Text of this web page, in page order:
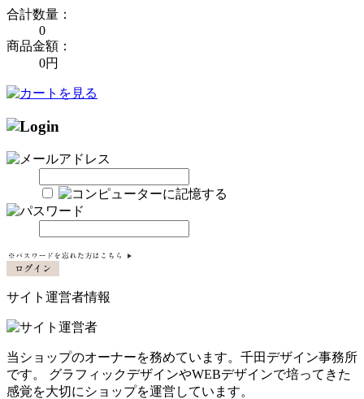
合計数量：
0
商品金額：
0円
サイト運営者情報
当ショップのオーナーを務めています。千田デザイン事務所
です。 グラフィックデザインやWEBデザインで培ってきた
感覚を大切にショップを運営しています。